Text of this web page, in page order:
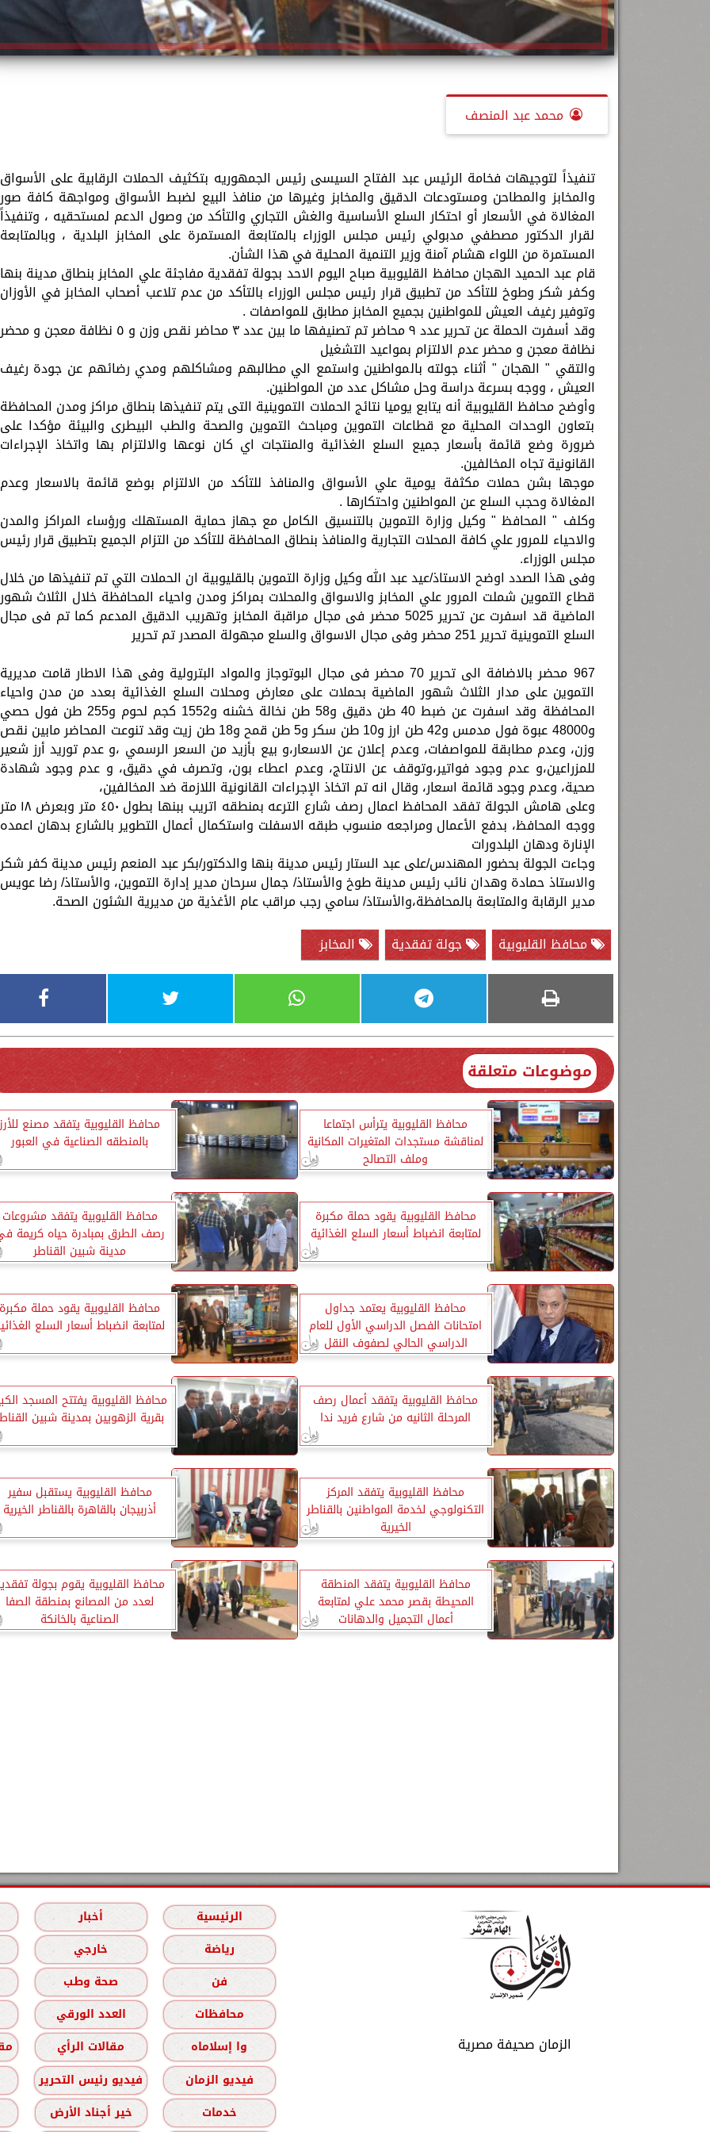
محمد عبد المنصف
تنفيذاً لتوجيهات فخامة الرئيس عبد الفتاح السيسى رئيس الجمهوريه بتكثيف الحملات الرقابية على الأسواق
والمخابز والمطاحن ومستودعات الدقيق والمخابز وغيرها من منافذ البيع لضبط الأسواق ومواجهة كافة صور
المغالاة في الأسعار أو احتكار السلع الأساسية والغش التجاري والتأكد من وصول الدعم لمستحقيه ، وتنفيذاً
لقرار الدكتور مصطفي مدبولي رئيس مجلس الوزراء بالمتابعة المستمرة على المخابز البلدية ، وبالمتابعة
المستمرة من اللواء هشام آمنة وزير التنمية المحلية في هذا الشأن.
قام عبد الحميد الهجان محافظ القليوبية صباح اليوم الاحد بجولة تفقدية مفاجئة علي المخابز بنطاق مدينة بنها
وكفر شكر وطوخ للتأكد من تطبيق قرار رئيس مجلس الوزراء بالتأكد من عدم تلاعب أصحاب المخابز في الأوزان
وتوفير رغيف العيش للمواطنين بجميع المخابز مطابق للمواصفات .
وقد أسفرت الحملة عن تحرير عدد ٩ محاضر تم تصنيفها ما بين عدد ٣ محاضر نقص وزن و ٥ نظافة معجن و محضر
نظافة معجن و محضر عدم الالتزام بمواعيد التشغيل
والتقي " الهجان " أثناء جولته بالمواطنين واستمع الي مطالبهم ومشاكلهم ومدي رضائهم عن جودة رغيف
العيش ، ووجه بسرعة دراسة وحل مشاكل عدد من المواطنين.
وأوضح محافظ القليوبية أنه يتابع يوميا نتائج الحملات التموينية التى يتم تنفيذها بنطاق مراكز ومدن المحافظة
بتعاون الوحدات المحلية مع قطاعات التموين ومباحث التموين والصحة والطب البيطرى والبيئة مؤكدا على
ضرورة وضع قائمة بأسعار جميع السلع الغذائية والمنتجات اي كان نوعها والالتزام بها واتخاذ الإجراءات
القانونية تجاه المخالفين.
موجها بشن حملات مكثفة يومية علي الأسواق والمنافذ للتأكد من الالتزام بوضع قائمة بالاسعار وعدم
المغالاة وحجب السلع عن المواطنين واحتكارها .
وكلف " المحافظ " وكيل وزارة التموين بالتنسيق الكامل مع جهاز حماية المستهلك ورؤساء المراكز والمدن
والاحياء للمرور علي كافة المحلات التجارية والمنافذ بنطاق المحافظة للتأكد من التزام الجميع بتطبيق قرار رئيس
مجلس الوزراء.
وفى هذا الصدد اوضح الاستاذ/عيد عبد الله وكيل وزارة التموين بالقليوبية ان الحملات التي تم تنفيذها من خلال
قطاع التموين شملت المرور علي المخابز والاسواق والمحلات بمراكز ومدن واحياء المحافظة خلال الثلاث شهور
الماضية قد اسفرت عن تحرير 5025 محضر فى مجال مراقبة المخابز وتهريب الدقيق المدعم كما تم فى مجال
السلع التموينية تحرير 251 محضر وفى مجال الاسواق والسلع مجهولة المصدر تم تحرير
967 محضر بالاضافة الى تحرير 70 محضر فى مجال البوتوجاز والمواد البترولية وفى هذا الاطار قامت مديرية
التموين على مدار الثلاث شهور الماضية بحملات على معارض ومحلات السلع الغذائية بعدد من مدن واحياء
المحافظة وقد اسفرت عن ضبط 40 طن دقيق و58 طن نخالة خشنه و1552 كجم لحوم و255 طن فول حصي
و48000 عبوة فول مدمس و42 طن ارز و10 طن سكر و5 طن قمح و18 طن زيت وقد تنوعت المحاضر مابين نقص
وزن، وعدم مطابقة للمواصفات، وعدم إعلان عن الاسعار،و بيع بأزيد من السعر الرسمي ،و عدم توريد أرز شعير
للمزراعين،و عدم وجود فواتير،وتوقف عن الانتاج، وعدم اعطاء بون، وتصرف في دقيق، و عدم وجود شهادة
صحية، وعدم وجود قائمة اسعار، وقال انه تم اتخاذ الإجراءات القانونية اللازمة ضد المخالفين،
وعلى هامش الجولة تفقد المحافظ اعمال رصف شارع الترعه بمنطقه اتريب ببنها بطول ٤٥٠ متر وبعرض ١٨ متر
ووجه المحافظ، بدفع الأعمال ومراجعه منسوب طبقه الاسفلت واستكمال أعمال التطوير بالشارع بدهان اعمده
الإنارة ودهان البلدورات
وجاءت الجولة بحضور المهندس/على عبد الستار رئيس مدينة بنها والدكتور/بكر عبد المنعم رئيس مدينة كفر شكر
والاستاذ حمادة وهدان نائب رئيس مدينة طوخ والأستاذ/ جمال سرحان مدير إدارة التموين، والأستاذ/ رضا عويس
مدير الرقابة والمتابعة بالمحافظة،والأستاذ/ سامي رجب مراقب عام الأغذية من مديرية الشئون الصحة.
محافظ القليوبية
جولة تفقدية المخابز
موضوعات متعلقة
محافظ القليوبية يترأس اجتماعا
لمناقشة مستجدات المتغيرات المكانية
وملف التصالح
محافظ القليوبية يتفقد مصنع للأرز
بالمنطقه الصناعية في العبور
محافظ القليوبية يقود حملة مكبرة
لمتابعة انضباط أسعار السلع الغذائية
محافظ القليوبية يتفقد مشروعات
رصف الطرق بمبادرة حياه كريمة
مدينة شبين القناطر
محافظ القليوبية يعتمد جداول
امتحانات الفصل الدراسي الأول للعام
الدراسي الحالي لصفوف النقل
محافظ القليوبية يقود حملة مكبرة
لمتابعة انضباط أسعار السلع
محافظ القليوبية يتفقد أعمال رصف
المرحلة الثانيه من شارع فريد ندا
محافظ القليوبية يفتتح المسجد
بقرية الزهويين بمدينة شبين
محافظ القليوبية يتفقد المركز
التكنولوجي لخدمة المواطنين بالقناطر
الخيرية
محافظ القليوبية يستقبل سفير
أذربيجان بالقاهرة بالقناطر الخيرية
محافظ القليوبية يتفقد المنطقة
المحيطة بقصر محمد علي لمتابعة
أعمال التجميل والدهانات
محافظ القليوبية يقوم بجولة
لعدد من المصانع بمنطقة الصفا
الصناعية بالخانكة
الزمان صحيفة مصرية
الرئيسية
أخبار
رياضة
خارجي
فن
صحة وطب
محافظات
العدد الورقي
وا إسلاماه
مقالات الرأي
فيديو الزمان
فيديو رئيس التحرير
خدمات
خير أجناد الأرض